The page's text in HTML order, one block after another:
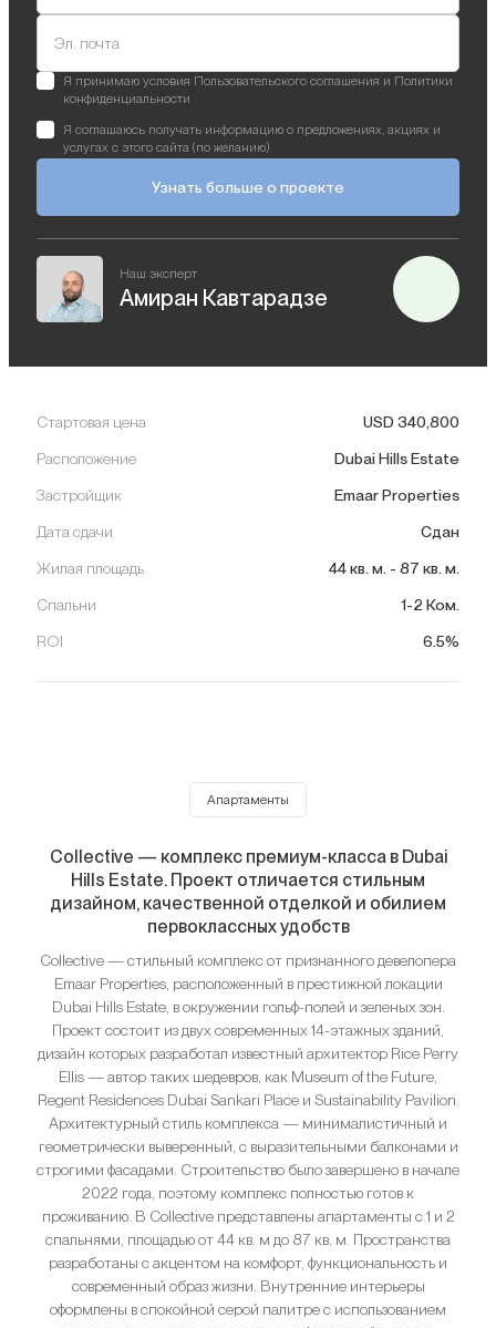
Эл. почта
Я принимаю условия Пользовательского соглашения и Политики
конфиденциальности
Я соглашаюсь получать информацию о предложениях, акциях и
услугах с этого сайта (по желанию)
Узнать больше о проекте
Наш эксперт
Амиран Кавтарадзе
Стартовая цена USD 340,800
Расположение Dubai Hills Estate
Застройщик Emaar Properties
Дата сдачи Сдан
Жилая площадь 44кв. м. - 87 кв. м.
Спальни 1-2 Ком.
ROI 6.5%
Апартаменты
Collective — комплекс премиум-класса в Dubai
Hills Estate. Проект отличается стильным
дизайном, качественной отделкой и обилием
первоклассных удобств
Collective — стильный комплекс от признанного девелопера
Emaar Properties, расположенный в престижной локации
Dubai Hills Estate, в окружении гольф-полей и зеленых зон.
Проект состоит из двух современных 14-этажных зданий,
дизайн которых разработал известный архитектор Rice Perry
Ellis — автор таких шедевров, как Museum of the Future,
Regent Residences Dubai Sankari Place и Sustainability Pavilion.
Архитектурный стиль комплекса — минималистичный и
геометрически выверенный, с выразительными балконами и
строгими фасадами. Строительство было завершено в начале
2022 года, поэтому комплекс полностью готов к
проживанию. В Collective представлены апартаменты с 1 и 2
спальнями, площадью от 44 кв. м до 87 кв. м. Пространства
разработаны с акцентом на комфорт, функциональность и
современный образ жизни. Внутренние интерьеры
оформлены в спокойной серой палитре с использованием